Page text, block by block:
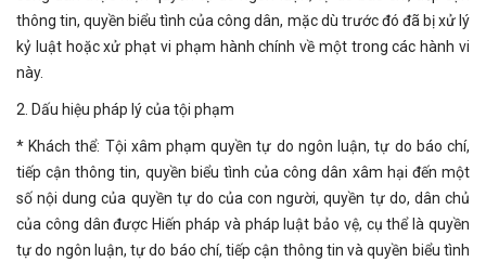
thông tin, quyền biểu tình của công dân, mặc dù trước đó đã bị xử lý
kỷ luật hoặc xử phạt vi phạm hành chính về một trong các hành vi
này.
2. Dấu hiệu pháp lý của tội phạm
* Khách thể: Tội xâm phạm quyền tự do ngôn luận, tự do báo chí,
tiếp cận thông tin, quyền biểu tình của công dân xâm hại đến một
số nội dung của quyền tự do của con người, quyền tự do, dân chủ
của công dân được Hiến pháp và pháp luật bảo vệ, cụ thể là quyền
tự do ngôn luận, tự do báo chí, tiếp cận thông tin và quyền biểu tình